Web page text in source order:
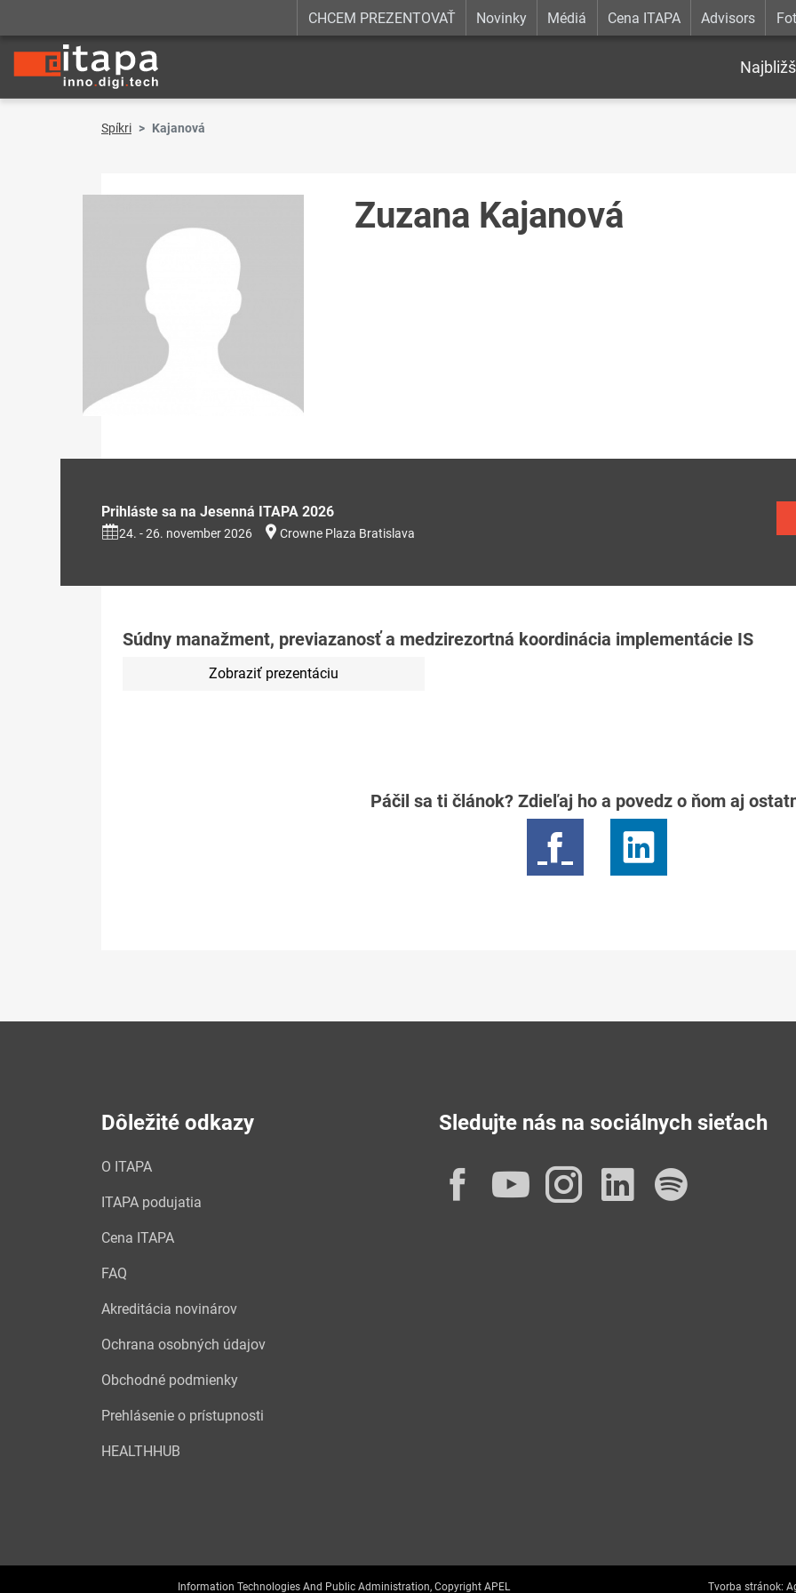
CHCEM PREZENTOVAŤ Novinky Médiá Cena ITAPA Advisors
Spíkri Kajanová
Zuzana Kajanová
Prihláste sa na Jesenná ITAPA 2026
24. - 26. november 2026 Crowne Plaza Bratislava
Súdny manažment, previazanosť a medzirezortná koordinácia implementácie IS
Zobraziť prezentáciu
Páčil sa ti článok? Zdieľaj ho a povedz o ňom aj
Dôležité odkazy
O ITAPA
ITAPA podujatia
Cena ITAPA
FAQ
Akreditácia novinárov
Ochrana osobných údajov
Obchodné podmienky
Prehlásenie o prístupnosti
HEALTHHUB
Sledujte nás na sociálnych sieťach
Facebook
YouTube
Instagram
LinkedIn
Information Technologies And Public Administration, Copyright APEL Tvorba stránok: